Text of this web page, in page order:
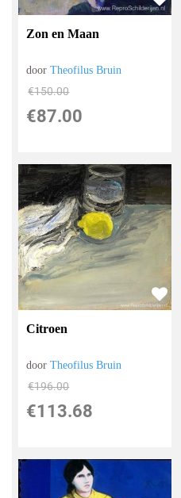
Zon en Maan
doorTheofilus Bruin
€150.00
€87.00
Citroen
doorTheofilus Bruin
€196.00
€113.68